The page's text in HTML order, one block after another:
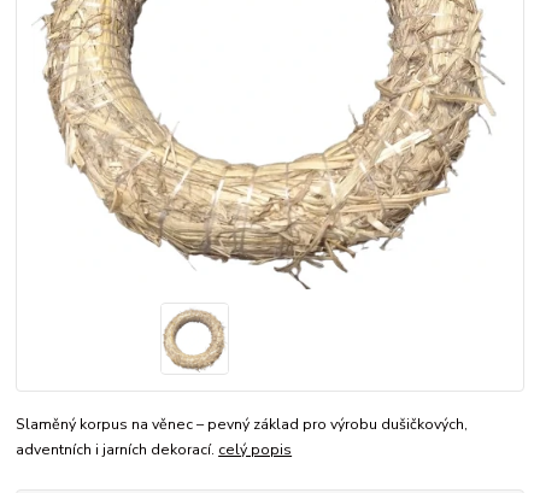
Slaměný korpus na věnec – pevný základ pro výrobu dušičkových,
adventních i jarních dekorací. celý popis